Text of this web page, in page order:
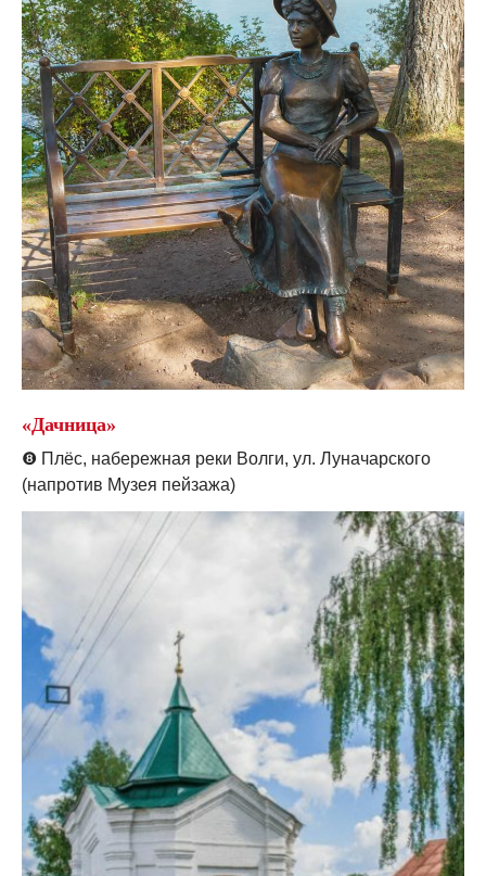
«Дачница»
❽ Плёс, набережная реки Волги, ул. Луначарского
(напротив Музея пейзажа)